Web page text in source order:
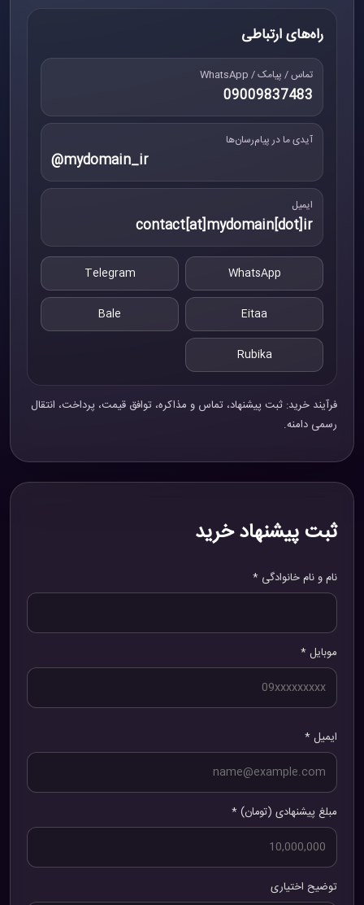
راه‌های ارتباطی
تماس / پیامک / WhatsApp
09009837483
آیدی ما در پیام‌رسان‌ها
@mydomain_ir
ایمیل
contact[at]mydomain[dot]ir
WhatsApp
Telegram
Eitaa
Bale
Rubika
فرآیند خرید: ثبت پیشنهاد، تماس و مذاکره، توافق قیمت، پرداخت، انتقال
رسمی دامنه.
ثبت پیشنهاد خرید
نام و نام خانوادگی *
موبایل *
ایمیل *
مبلغ پیشنهادی (تومان) *
توضیح اختیاری